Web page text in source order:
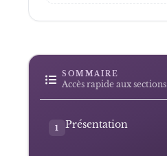
SOMMAIRE
Accès rapide aux sections
1 Présentation